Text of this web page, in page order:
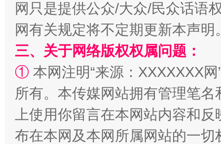
网只是提供公众/大众/民众话语
网有关规定将不定期更新本声明
三、关于网络版权权属问题：
① 本网注明“来源：XXXXXXX
所有。本传媒网站拥有管理笔
上使用你留言在本网站内容和
布在本网及本网所属网站的一